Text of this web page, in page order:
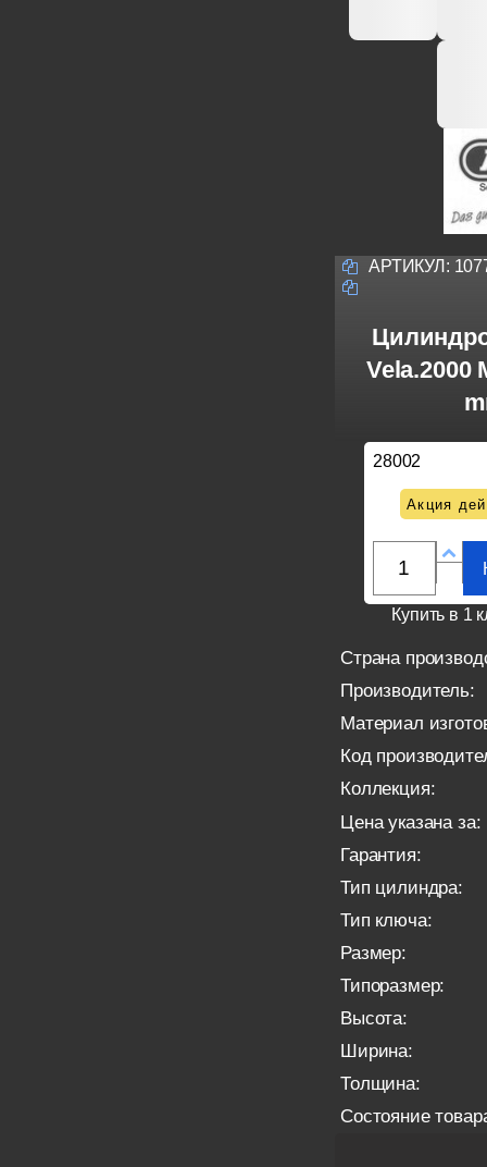
АРТИКУЛ:
Vela.2000
28002
Акция
Купить в 1
Страна
Производитель:
Материал
Код
Коллекция:
Цена указана за:
Гарантия:
Тип цилиндра:
Тип ключа:
Размер:
Типоразмер:
Высота:
Ширина:
Толщина:
Состояние